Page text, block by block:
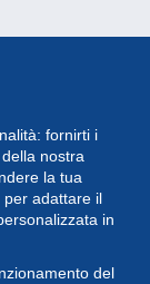
fornirti i
nostra
la tua
per adattare il
in
del